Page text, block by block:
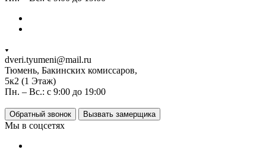
dveri.tyumeni@mail.ru
Тюмень, Бакинских комиссаров,
5к2 (1 Этаж)
Пн. – Вс.: с 9:00 до 19:00
Обратный звонок Вызвать замерщика
Мы в соцсетях